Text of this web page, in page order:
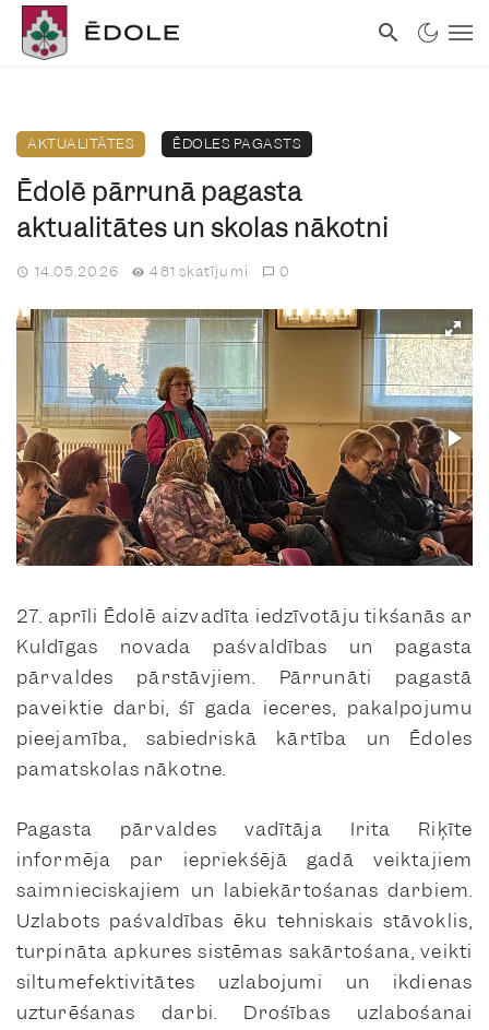
AKTUALITĀTES ĒDOLES PAGASTS
Ēdolē pārrunā pagasta
aktualitātes un skolas nākotni
14.05.2026 481 skatījumi 0
27. aprīli Ēdolē aizvadīta iedzīvotāju tikšanās ar
Kuldīgas novada pašvaldības un pagasta
pārvaldes pārstāvjiem. Pārrunāti pagastā
paveiktie darbi, šī gada ieceres, pakalpojumu
pieejamība, sabiedriskā kārtība un Ēdoles
pamatskolas nākotne.
Pagasta pārvaldes vadītāja Irita Riķīte
informēja par iepriekšējā gadā veiktajiem
saimnieciskajiem un labiekārtošanas darbiem.
Uzlabots pašvaldības ēku tehniskais stāvoklis,
turpināta apkures sistēmas sakārtošana, veikti
siltumefektivitātes uzlabojumi un ikdienas
uzturēšanas darbi. Drošības uzlabošanai